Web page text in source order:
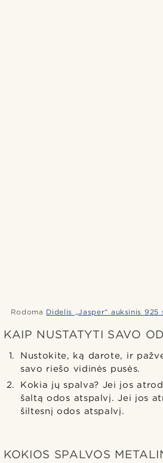
Rodoma Didelis „Jasper“ auksinis
KAIP NUSTATYTI SAVO
Nustokite, ką darote, ir
savo riešo vidinės pusės.
Kokia jų spalva? Jei jos
šaltą odos atspalvį. Jei jos
šiltesnį odos atspalvį.
KOKIOS SPALVOS